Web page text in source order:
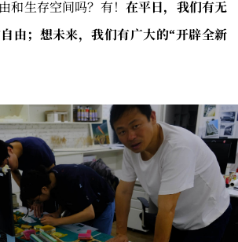
和生存空间吗？有！ 在平日，我们有无
由；想未来，我们有广大的“开辟全新